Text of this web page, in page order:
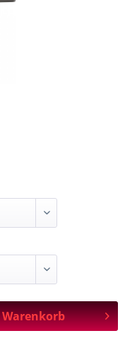
Warenkorb